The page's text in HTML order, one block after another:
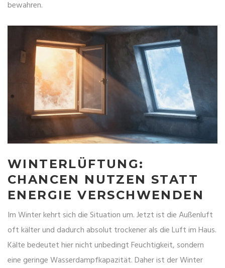
bewahren.
WINTERLÜFTUNG:
CHANCEN NUTZEN STATT
ENERGIE VERSCHWENDEN
Im Winter kehrt sich die Situation um. Jetzt ist die Außenluft
oft kälter und dadurch absolut trockener als die Luft im Haus.
Kälte bedeutet hier nicht unbedingt Feuchtigkeit, sondern
eine geringe Wasserdampfkapazität. Daher ist der Winter